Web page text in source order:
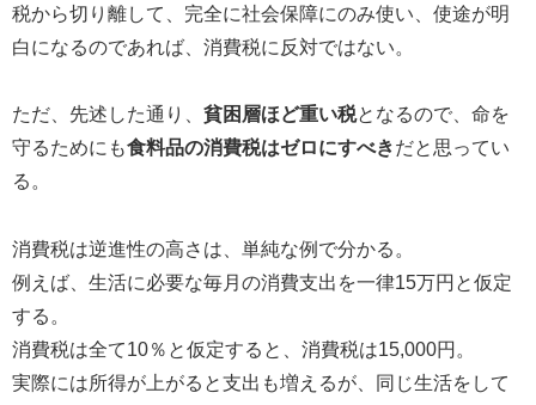
税から切り離して、完全に社会保障にのみ使い、使途が明
白になるのであれば、消費税に反対ではない。
ただ、先述した通り、 貧困層ほど重い税となるので、命を
守るためにも食料品の消費税はゼロにすべきだと思ってい
る。
消費税は逆進性の高さは、単純な例で分かる。
例えば、生活に必要な毎月の消費支出を一律15万円と仮定
する。
消費税は全て10％と仮定すると、消費税は15,000円。
実際には所得が上がると支出も増えるが、同じ生活をして